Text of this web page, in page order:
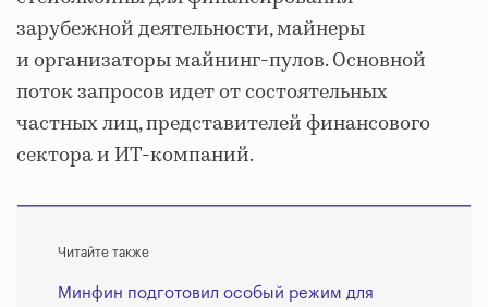
зарубежной деятельности, майнеры
и организаторы майнинг-пулов. Основной
поток запросов идет от состоятельных
частных лиц, представителей финансового
сектора и ИТ-компаний.
Читайте также
Минфин подготовил особый режим для